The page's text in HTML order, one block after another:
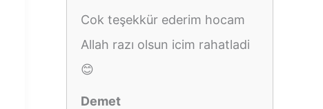
Cok teşekkür ederim hocam
Allah razı olsun icim rahatladi
😊
Demet